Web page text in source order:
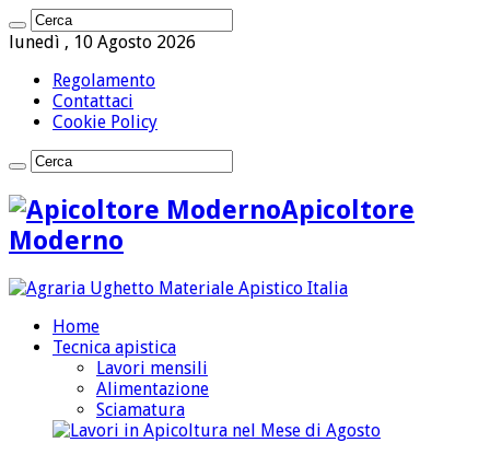
lunedì , 10 Agosto 2026
Regolamento
Contattaci
Cookie Policy
Apicoltore
Moderno
Home
Tecnica apistica
Lavori mensili
Alimentazione
Sciamatura